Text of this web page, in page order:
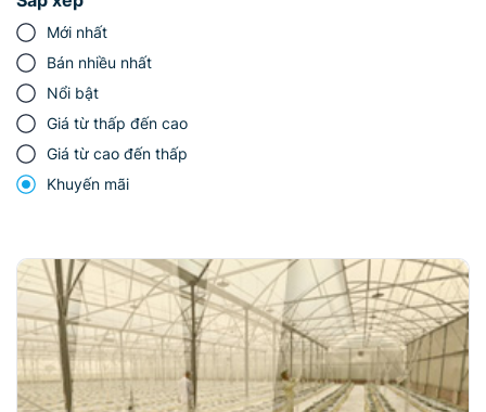
Mới nhất
Bán nhiều nhất
Nổi bật
Giá từ thấp đến cao
Giá từ cao đến thấp
Khuyến mãi